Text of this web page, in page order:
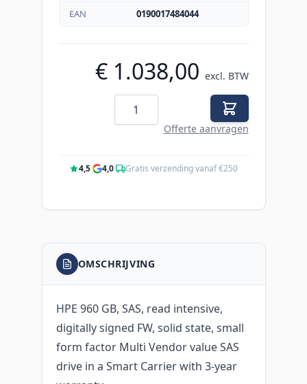
EAN
0190017484044
€ 1.038,00 excl. BTW
Aantal
Offerte aanvragen
4,5· 4,0· Gratis verzending vanaf €250
OMSCHRIJVING
HPE 960 GB, SAS, read intensive,
digitally signed FW, solid state, small
form factor Multi Vendor value SAS
drive in a Smart Carrier with 3-year